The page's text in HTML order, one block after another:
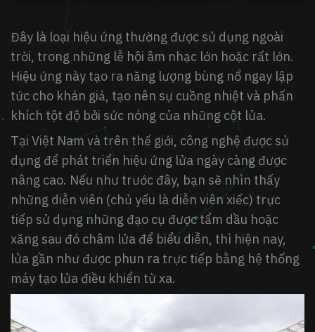
Đây là loại hiệu ứng thường được sử dụng ngoài
trời, trong những lễ hội âm nhạc lớn hoặc rất lớn.
Hiệu ứng này tạo ra năng lượng bùng nổ ngay lập
tức cho khán giả, tạo nên sự cuồng nhiệt và phấn
khích tột độ bởi sức nóng của những cột lửa.
Tại Việt Nam và trên thế giới, công nghệ được sử
dụng để phát triển hiệu ứng lửa ngày càng được
nâng cao. Nếu như trước đây, bạn sẽ nhìn thấy
những diễn viên (chủ yếu là diễn viên xiếc) trực
tiếp sử dụng những đạo cụ được tẩm dầu hoặc
xăng sau đó châm lửa để biểu diễn, thì hiện nay,
lửa gần như được phun ra trực tiếp bằng hệ thống
máy tạo lửa điều khiển từ xa.